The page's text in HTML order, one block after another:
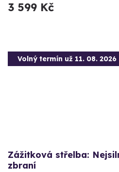
3 599 Kč
Volný termín už 11. 08. 2026
Zážitková střelba:
zbraní